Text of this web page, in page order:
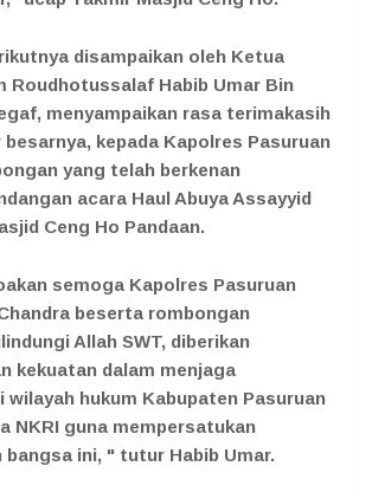
disampaikan oleh Ketua
Roudhotussalaf Habib Umar Bin
menyampaikan rasa terimakasih
kepada Kapolres Pasuruan
yang telah berkenan
acara Haul Abuya Assayyid
Ceng Ho Pandaan.
semoga Kapolres Pasuruan
beserta rombongan
Allah SWT, diberikan
kekuatan dalam menjaga
wilayah hukum Kabupaten Pasuruan
NKRI guna mempersatukan
bangsa ini, " tutur Habib Umar.